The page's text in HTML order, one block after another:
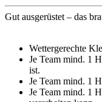
Gut ausgerüstet – das
Wettergerechte
Je Team mind. 1
ist.
Je Team mind. 1
Je Team mind. 1